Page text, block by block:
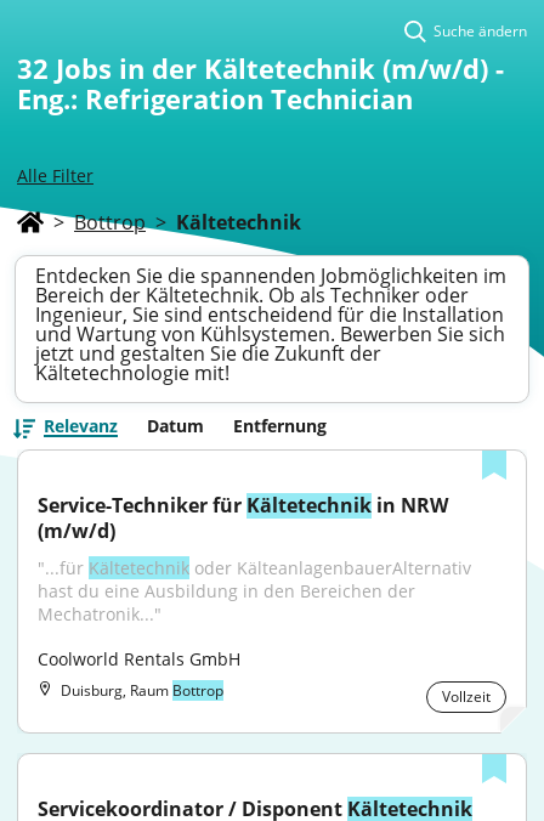
Alle Filter
Suche ändern
32 Jobs in der Kältetechnik (m/w/d) -
Eng.: Refrigeration Technician
> Bottrop > Kältetechnik
Entdecken Sie die spannenden Jobmöglichkeiten im
Bereich der Kältetechnik. Ob als Techniker oder
Ingenieur, Sie sind entscheidend für die Installation
und Wartung von Kühlsystemen. Bewerben Sie sich
jetzt und gestalten Sie die Zukunft der
Kältetechnologie mit!
Relevanz Datum Entfernung
Service-Techniker für Kältetechnik in NRW
(m/w/d)
"...für Kältetechnik oder KälteanlagenbauerAlternativ
hast du eine Ausbildung in den Bereichen der
Mechatronik..."
Coolworld Rentals GmbH
Duisburg, Raum Bottrop Vollzeit
Servicekoordinator / Disponent Kältetechnik